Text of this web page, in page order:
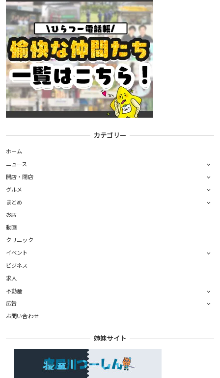
カテゴリー
ホーム
ニュース
開店・閉店
グルメ
まとめ
お店
動画
クリニック
イベント
ビジネス
求人
不動産
広告
お問い合わせ
姉妹サイト